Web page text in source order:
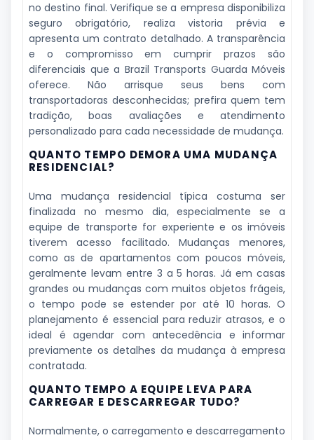
no destino final. Verifique se a empresa disponibiliza
seguro obrigatório, realiza vistoria prévia e
apresenta um contrato detalhado. A transparência
e o compromisso em cumprir prazos são
diferenciais que a Brazil Transports Guarda Móveis
oferece. Não arrisque seus bens com
transportadoras desconhecidas; prefira quem tem
tradição, boas avaliações e atendimento
personalizado para cada necessidade de mudança.
QUANTO TEMPO DEMORA UMA MUDANÇA
RESIDENCIAL?
Uma mudança residencial típica costuma ser
finalizada no mesmo dia, especialmente se a
equipe de transporte for experiente e os imóveis
tiverem acesso facilitado. Mudanças menores,
como as de apartamentos com poucos móveis,
geralmente levam entre 3 a 5 horas. Já em casas
grandes ou mudanças com muitos objetos frágeis,
o tempo pode se estender por até 10 horas. O
planejamento é essencial para reduzir atrasos, e o
ideal é agendar com antecedência e informar
previamente os detalhes da mudança à empresa
contratada.
QUANTO TEMPO A EQUIPE LEVA PARA
CARREGAR E DESCARREGAR TUDO?
Normalmente, o carregamento e descarregamento